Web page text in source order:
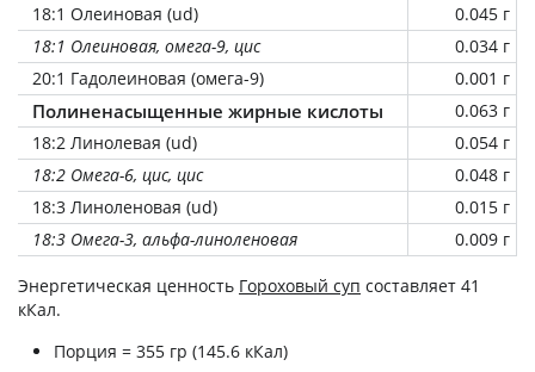
18:1 Олеиновая (ud)
0.045 г
18:1 Олеиновая, омега-9, цис
0.034 г
20:1 Гадолеиновая (омега-9)
0.001 г
Полиненасыщенные жирные кислоты
0.063 г
18:2 Линолевая (ud)
0.054 г
18:2 Омега-6, цис, цис
0.048 г
18:3 Линоленовая (ud)
0.015 г
18:3 Омега-3, альфа-линоленовая
0.009 г
Энергетическая ценность Гороховый суп составляет 41
кКал.
Порция = 355 гр (145.6 кКал)